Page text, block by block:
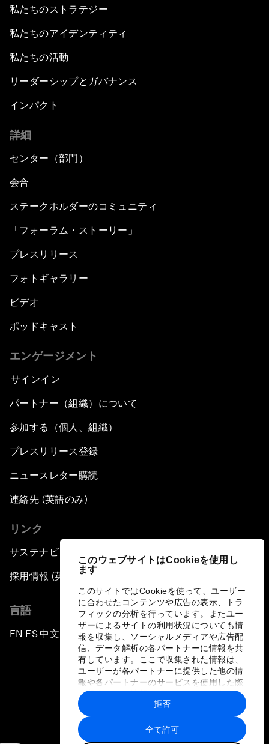
このウェブサイトはCookieを使用し
ます
このサイトではCookieを使って、ユーザー
に合わせたコンテンツや広告の表示、トラ
フィックの分析を行っています。またユー
ザーによるサイトの利用状況についても情
報を収集し、ソーシャルメディアや広告配
信、データ解析の各パートナーに情報を共
有しています。ここで収集された情報は、
ユーザーが各パートナーに提供した他の情
報や各パートナーのサービスを使用した際
に収集された情報と組み合わされ、各パー
トナーによって使用されることがありま
す。
全て許可
拒否
私たちのストラテジー
私たちのアイデンティティ
私たちの活動
リーダーシップとガバナンス
インパクト
詳細
センター（部門）
会合
ステークホルダーのコミュニティ
「フォーラム・ストーリー」
プレスリリース
フォトギャラリー
ビデオ
ポッドキャスト
エンゲージメント
サインイン
パートナー（組織）について
参加する（個人、組織）
プレスリリース登録
ニュースレター購読
連絡先 (英語のみ)
リンク
サステナビリティへの取り組み
採用情報 (英語のみ)
言語
EN ▪ES▪中文▪ 日本語
プライバシーポリシーと利用規約
サイトマップ